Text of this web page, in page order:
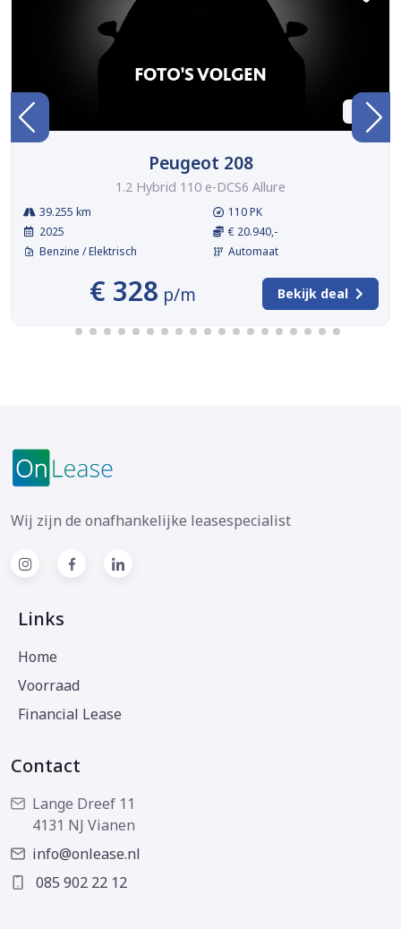
BTW
Peugeot 208
1.2 Hybrid 110 e-DCS6 Allure
39.255 km
2025
Benzine / Elektrisch
110 PK
€ 20.940,-
Automaat
€ 328 p/m Bekijk deal
Wij zijn de onafhankelijke leasespecialist
Links
Home
Voorraad
Financial Lease
Contact
Lange Dreef 11
4131 NJ Vianen
info@onlease.nl
085 902 22 12